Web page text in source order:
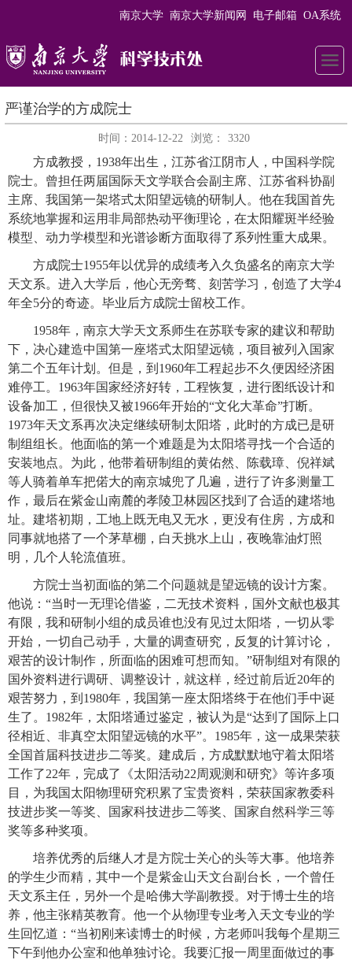
南京大学 南京大学新闻网 电子邮箱 OA系统
严谨治学的方成院士
时间：2014-12-22 浏览： 3320
方成教授，1938年出生，江苏省江阴市人，中国科学院
院士。曾担任两届国际天文学联合会副主席、江苏省科协副
主席、我国第一架塔式太阳望远镜的研制人。他在我国首先
系统地掌握和运用非局部热动平衡理论，在太阳耀斑半经验
模型、动力学模型和光谱诊断方面取得了系列性重大成果。
方成院士1955年以优异的成绩考入久负盛名的南京大学
天文系。进入大学后，他心无旁骛、刻苦学习，创造了大学4
年全5分的奇迹。毕业后方成院士留校工作。
1958年，南京大学天文系师生在苏联专家的建议和帮助
下，决心建造中国第一座塔式太阳望远镜，项目被列入国家
第二个五年计划。但是，到1960年工程起步不久便因经济困
难停工。1963年国家经济好转，工程恢复，进行图纸设计和
设备加工，但很快又被1966年开始的“文化大革命”打断。
1973年天文系再次决定继续研制太阳塔，此时的方成已是研
制组组长。他面临的第一个难题是为太阳塔寻找一个合适的
安装地点。为此，他带着研制组的黄佑然、陈载璋、倪祥斌
等人骑着单车把偌大的南京城兜了几遍，进行了许多测量工
作，最后在紫金山南麓的孝陵卫林园区找到了合适的建塔地
址。建塔初期，工地上既无电又无水，更没有住房，方成和
同事就地搭了一个茅草棚，白天挑水上山，夜晚靠油灯照
明，几个人轮流值班。
方院士当初面临的第二个问题就是望远镜的设计方案。
他说：“当时一无理论借鉴，二无技术资料，国外文献也极其
有限，我和研制小组的成员谁也没有见过太阳塔，一切从零
开始，一切自己动手，大量的调查研究，反复的计算讨论，
艰苦的设计制作，所面临的困难可想而知。”研制组对有限的
国外资料进行调研、调整设计，就这样，经过前后近20年的
艰苦努力，到1980年，我国第一座太阳塔终于在他们手中诞
生了。1982年，太阳塔通过鉴定，被认为是“达到了国际上口
径相近、非真空太阳望远镜的水平”。1985年，这一成果荣获
全国首届科技进步二等奖。建成后，方成默默地守着太阳塔
工作了22年，完成了《太阳活动22周观测和研究》等许多项
目，为我国太阳物理研究积累了宝贵资料，荣获国家教委科
技进步奖一等奖、国家科技进步二等奖、国家自然科学三等
奖等多种奖项。
培养优秀的后继人才是方院士关心的头等大事。他培养
的学生少而精，其中一个是紫金山天文台副台长，一个曾任
天文系主任，另外一个是哈佛大学副教授。对于博士生的培
养，他主张精英教育。他一个从物理专业考入天文专业的学
生回忆道：“当初刚来读博士的时候，方老师叫我每个星期三
下午到他办公室和他单独讨论。我要汇报一周里面做过的事